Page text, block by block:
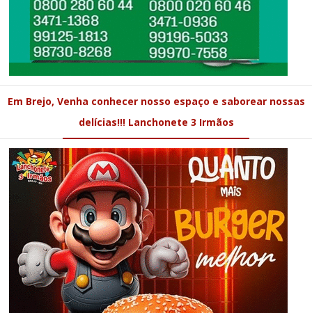
Em Brejo, Venha conhecer nosso espaço e saborear nossas
delícias!!! Lanchonete 3 Irmãos